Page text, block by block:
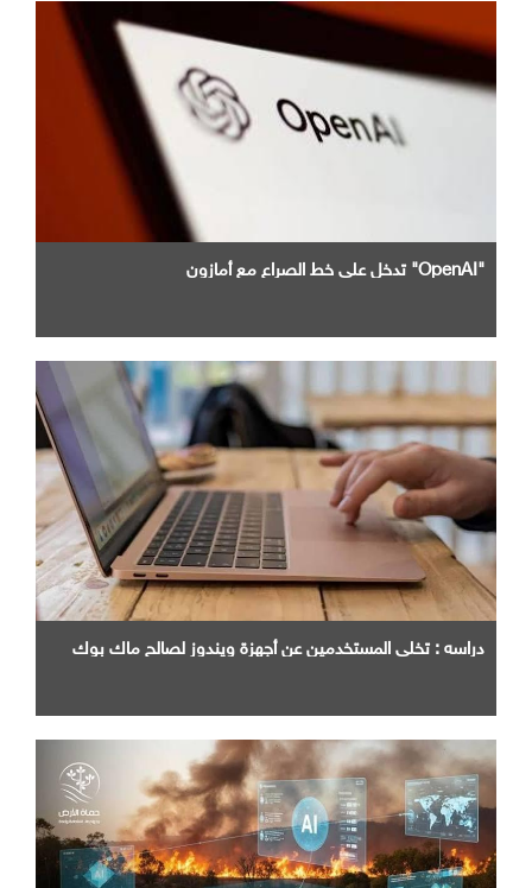
"OpenAI" تدخل علي خط الصراع مع أمازون
دراسه : تخلي المستخدمين عن أجهزة ويندوز لصالح ماك بوك